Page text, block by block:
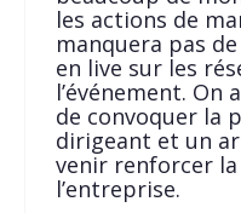
les actions de
manquera pas
en live sur les
l’événement.
de convoquer la
dirigeant et un
venir renforcer
l’entreprise.